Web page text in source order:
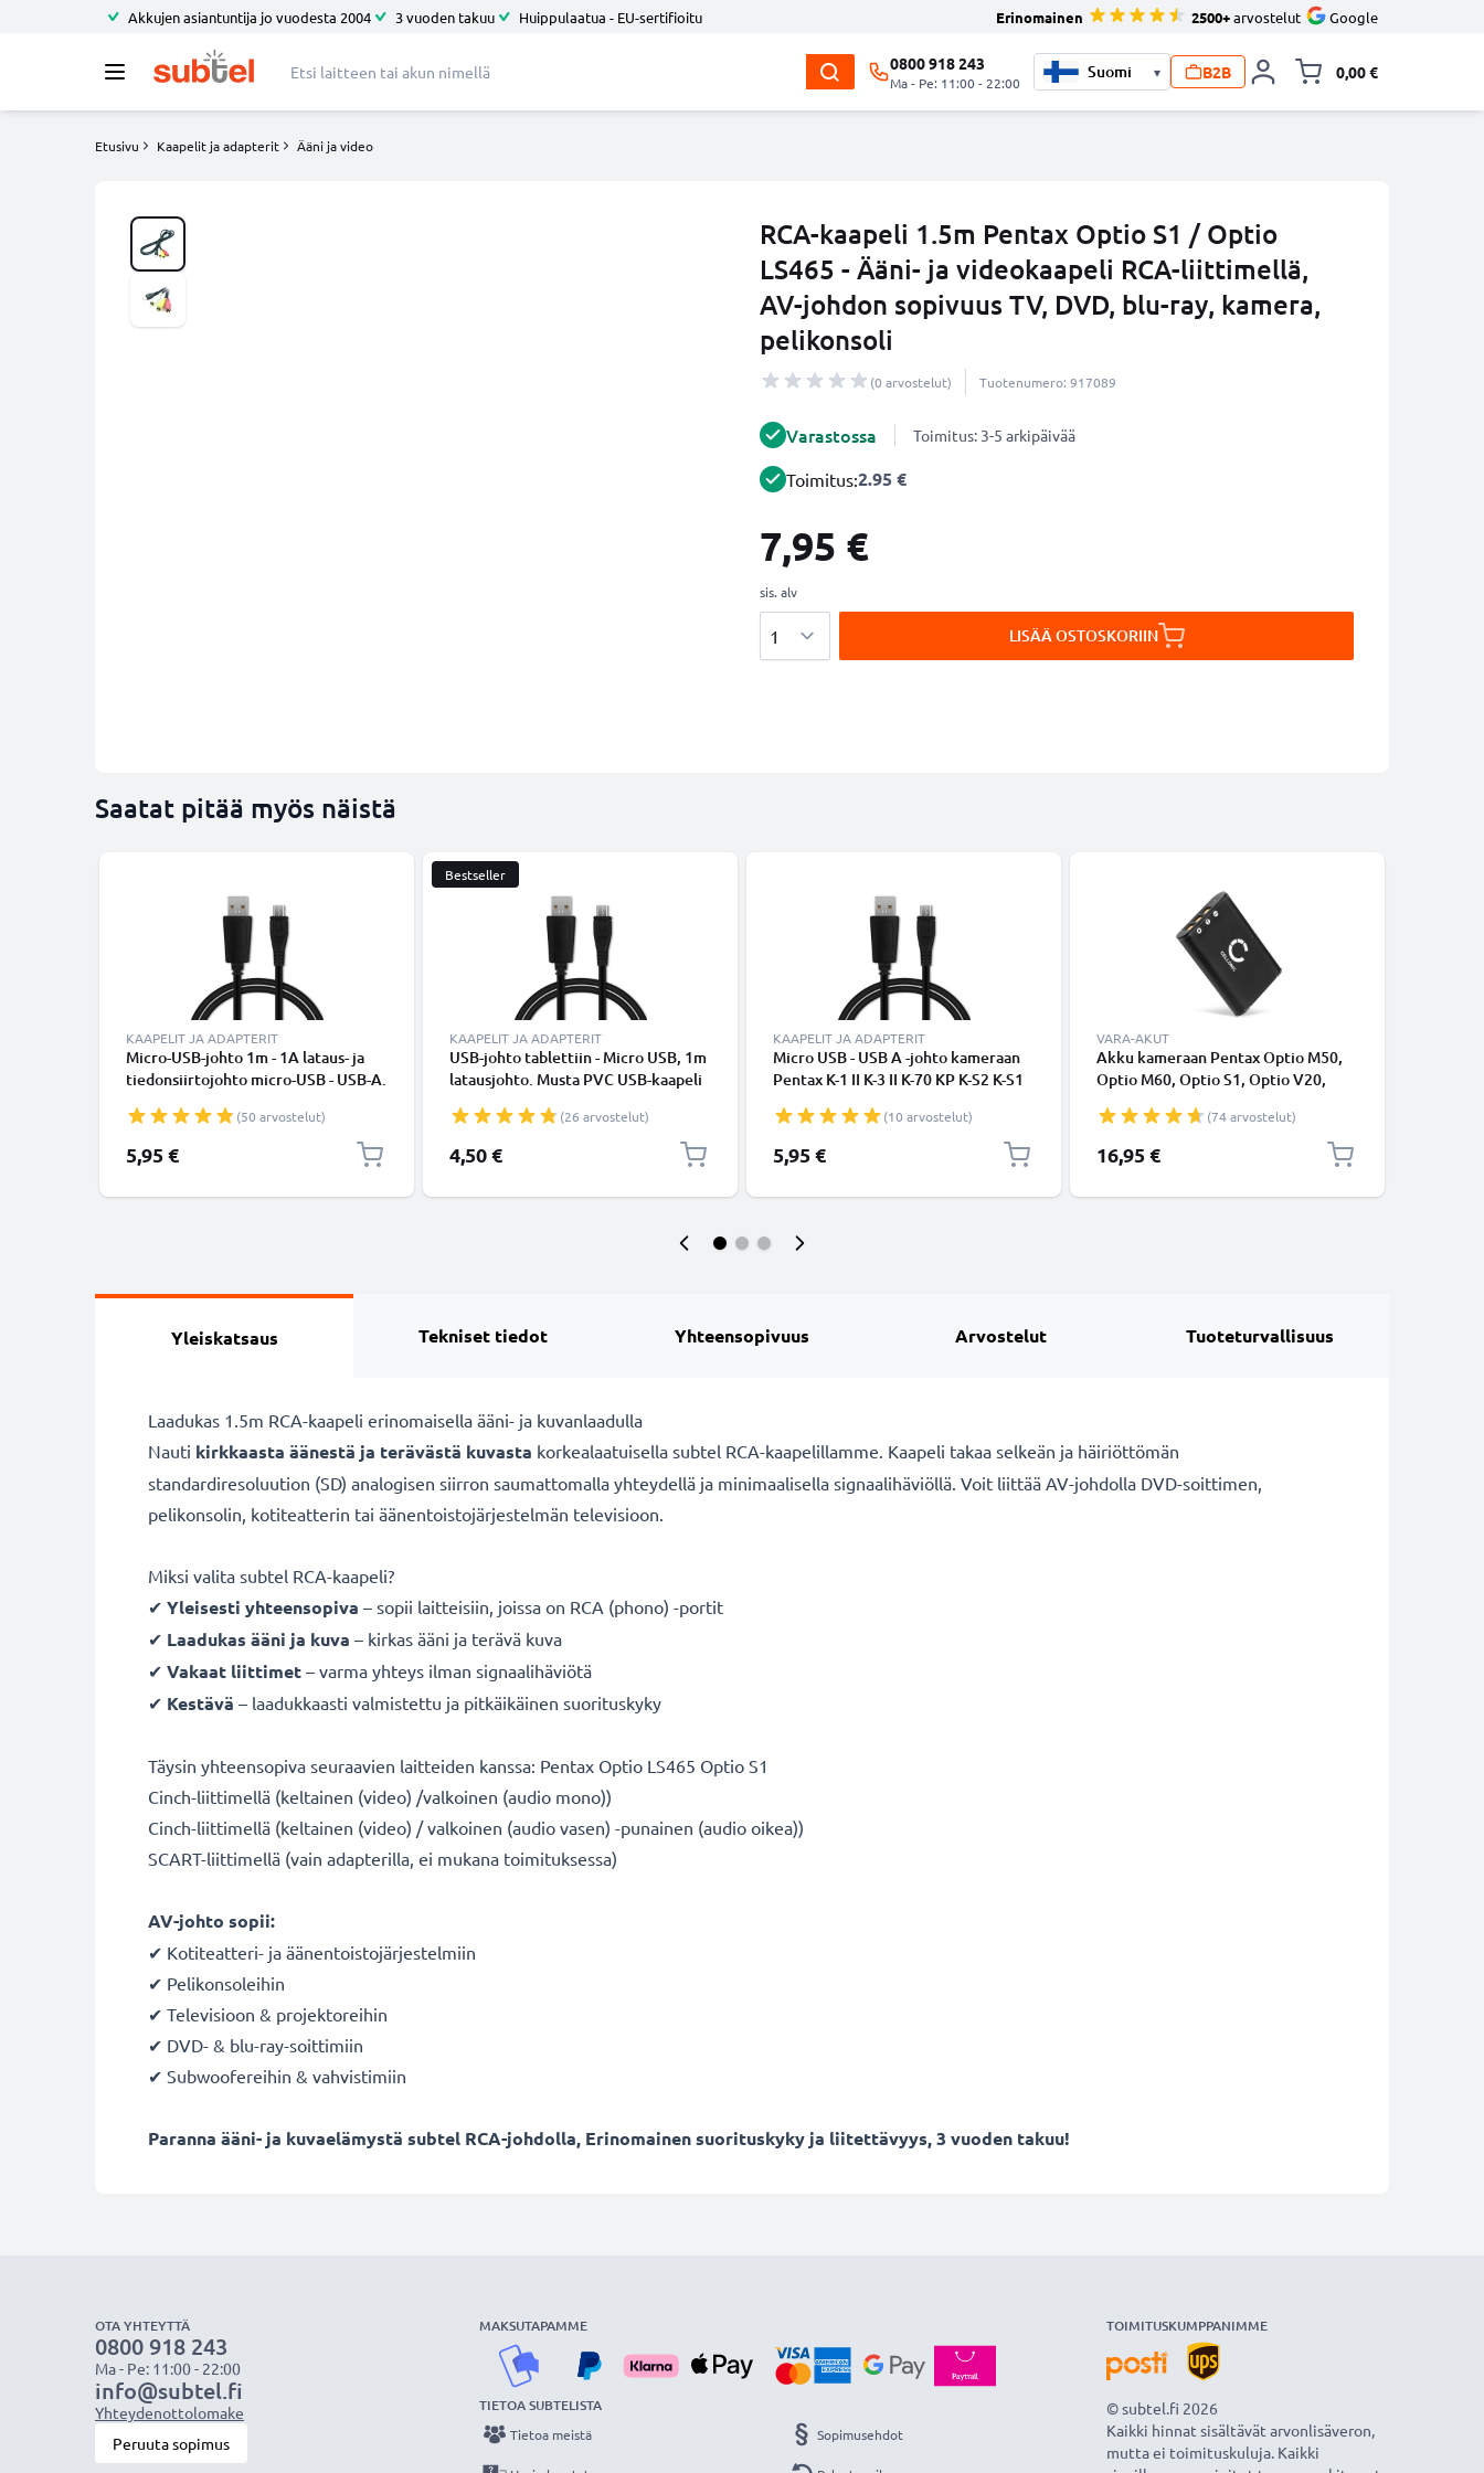
Akkujen asiantuntija jo vuodesta 2004 3 vuoden takuu Huippulaatua - EU-sertifioitu Erinomainen 2500+arvostelut Google
0800 918 243
Ma - Pe: 11:00 - 22:00
▾ B2B 0,00 €
Etusivu Kaapelit ja adapterit Ääni ja video
RCA-kaapeli 1.5m Pentax Optio S1 / Optio
LS465 - Ääni- ja videokaapeli RCA-liittimellä,
AV-johdon sopivuus TV, DVD, blu-ray, kamera,
pelikonsoli
(0 arvostelut) Tuotenumero: 917089
Varastossa Toimitus: 3-5 arkipäivää
Toimitus:2.95 €
7,95 €
sis. alv
LISÄÄ OSTOSKORIIN
Saatat pitää myös näistä
KAAPELIT JA ADAPTERIT
Micro-USB-johto 1m - 1A lataus- ja
tiedonsiirtojohto micro-USB - USB-A.
(50 arvostelut)
5,95 €
Bestseller
KAAPELIT JA ADAPTERIT
USB-johto tablettiin - Micro USB, 1m
latausjohto. Musta PVC USB-kaapeli
(26 arvostelut)
4,50 €
KAAPELIT JA ADAPTERIT
Micro USB - USB A -johto kameraan
Pentax K-1 II K-3 II K-70 KP K-S2 K-S1
50 WG-M2 Optio LS465 - Musta 1m,
nopea 1A, PVC-kamerajohto I-
USB116 I-USB137 I-USB143 I-
(10 arvostelut)
5,95 €
VARA-AKUT
Akku kameraan Pentax Optio M50,
Optio M60, Optio S1, Optio V20,
(600mAh, 3.7V) tuotemerkiltä
CELLONIC
(74 arvostelut)
16,95 €
Yleiskatsaus Tekniset tiedot Yhteensopivuus Arvostelut Tuoteturvallisuus
Laadukas 1.5m RCA-kaapeli erinomaisella ääni- ja kuvanlaadulla
Nauti kirkkaasta äänestä ja terävästä kuvasta korkealaatuisella subtel RCA-kaapelillamme. Kaapeli takaa selkeän ja häiriöttömän
standardiresoluution (SD) analogisen siirron saumattomalla yhteydellä ja minimaalisella signaalihäviöllä. Voit liittää AV-johdolla DVD-soittimen,
pelikonsolin, kotiteatterin tai äänentoistojärjestelmän televisioon.
Miksi valita subtel RCA-kaapeli?
✔ Yleisesti yhteensopiva – sopii laitteisiin, joissa on RCA (phono) -portit
✔ Laadukas ääni ja kuva – kirkas ääni ja terävä kuva
✔ Vakaat liittimet – varma yhteys ilman signaalihäviötä
✔ Kestävä – laadukkaasti valmistettu ja pitkäikäinen suorituskyky
Täysin yhteensopiva seuraavien laitteiden kanssa: Pentax Optio LS465 Optio S1
Cinch-liittimellä (keltainen (video) /valkoinen (audio mono))
Cinch-liittimellä (keltainen (video) / valkoinen (audio vasen) -punainen (audio oikea))
SCART-liittimellä (vain adapterilla, ei mukana toimituksessa)
AV-johto sopii:
✔ Kotiteatteri- ja äänentoistojärjestelmiin
✔ Pelikonsoleihin
✔ Televisioon & projektoreihin
✔ DVD- & blu-ray-soittimiin
✔ Subwoofereihin & vahvistimiin
Paranna ääni- ja kuvaelämystä subtel RCA-johdolla, Erinomainen suorituskyky ja liitettävyys, 3 vuoden takuu!
OTA YHTEYTTÄ
0800 918 243
Ma - Pe: 11:00 - 22:00
info@subtel.fi
Yhteydenottolomake
Peruuta sopimus
MAKSUTAPAMME
TIETOA SUBTELISTA
Tietoa meistä Sopimusehdot
TOIMITUSKUMPPANIMME
© subtel.fi 2026
Kaikki hinnat sisältävät arvonlisäveron,
mutta ei toimituskuluja. Kaikki